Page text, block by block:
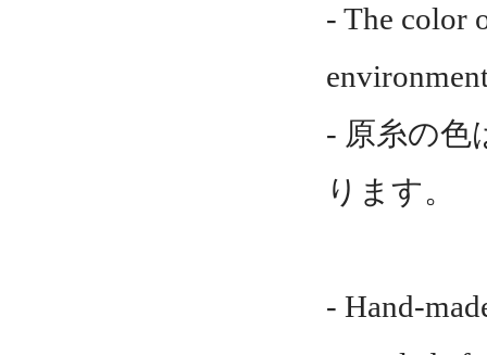
- The color
- 原糸の色
ります。
- Hand-